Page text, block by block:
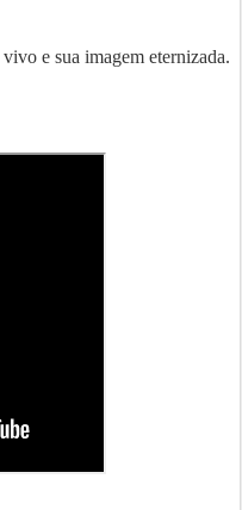
e sua imagem eternizada.